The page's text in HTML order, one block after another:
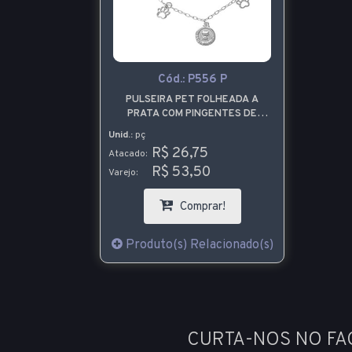
Cód.: P556 P
PULSEIRA PET FOLHEADA A
PRATA COM PINGENTES DE
Unid.: pç
Atacado: R$ 26,75
Varejo: R$ 53,50
Comprar!
Produto(s) Relacionado(s)
CURTA-NOS NO